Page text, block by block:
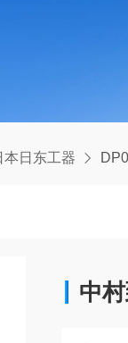
本日东工器 DP0410T-
中